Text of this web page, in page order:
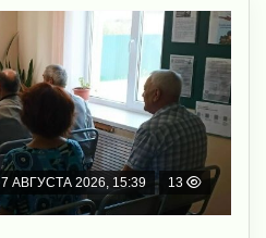
7 АВГУСТА 2026, 15:39 13